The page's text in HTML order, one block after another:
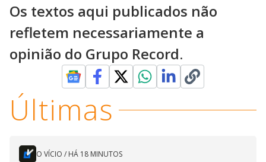
Os textos aqui publicados não
refletem necessariamente a
opinião do Grupo Record.
Últimas
O VÍCIO / HÁ 18 MINUTOS